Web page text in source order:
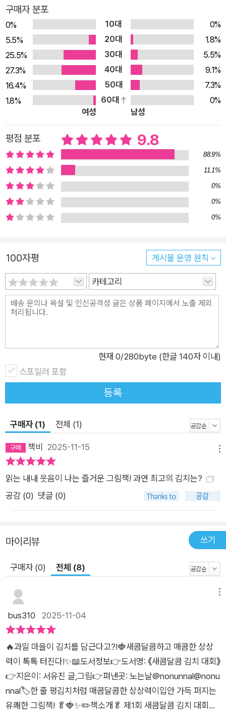
김치를 만들고, 나누어 먹는 모든 일이 가치 있다고 여겨진 거예
요. 《새콤달콤 김치 대회》에서도 함께 만들고, 나누어 먹는 우리
옛 모습이 등장해요. 서로 다른 재료가 하나로 버무려져 새로운
맛을 만드는 김치처럼 서로 다른 개성을 지닌 마을도 하나로 버무
려져 더 흥겨운 ‘김장하는 날’이 된답니다. 《새콤달콤 김치 대회》
과 함께 분주함, 맛을 보는 설렘, 함께 먹는 기쁨까지 가득한 김장
하는 날을 만나 보세요. 김치를 좋아하는 어린이 독자도 싫어하는
어린이 독자도 웃으며 읽게 될 유쾌한 그림책입니다.
구매자 분포
0% 10대
0%
5.5%
20대
1.8%
25.5%
30대
5.5%
27.3%
40대
9.1%
16.4%
50대
7.3%
1.8%
60대
0%
여성
남성
평점 분포 9.8
88.9%
11.1%
0%
0%
0%
100자평 게시물 운영 원칙
카테고리
현재 0/280byte (한글 140자 이내)
스포일러 포함
등록
구매자 (1) 전체 (1)
책비 2025-11-15
읽는 내내 웃음이 나는 즐거운 그림책! 과연 최고의 김치는?
공감 (0) 댓글 (0)
마이리뷰 쓰기
구매자 (0) 전체 (8)
bus310 2025-11-04
🔥과일 마을이 김치를 담근다고?!🍓새콤달콤하고 매콤한 상상
력이 톡톡 터진다!✨📖도서정보👉도서명: 《새콤달콤 김치 대회》
👉지은이: 서유진 글,그림👉펴낸곳: 노는날@nonunnal@nonu
nnal🏷한 줄 평김치처럼 매콤달콤한 상상력이입안 가득 퍼지는
유쾌한 그림책! 🥬🍓✨✏️책소개🥬 제1회 새콤달콤 김치 대회가